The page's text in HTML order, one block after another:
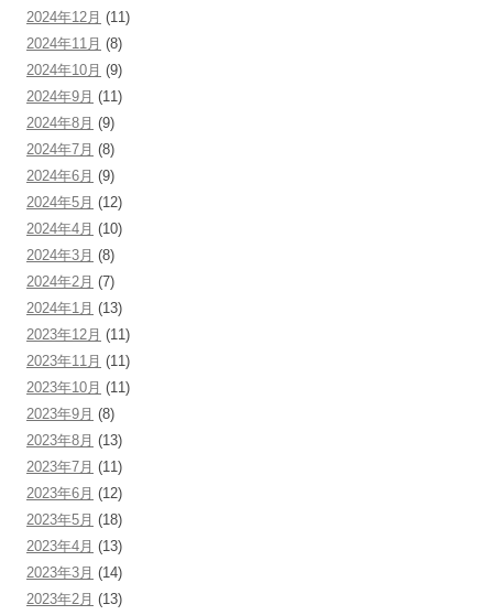
2024年12月 (11)
2024年11月 (8)
2024年10月 (9)
2024年9月 (11)
2024年8月 (9)
2024年7月 (8)
2024年6月 (9)
2024年5月 (12)
2024年4月 (10)
2024年3月 (8)
2024年2月 (7)
2024年1月 (13)
2023年12月 (11)
2023年11月 (11)
2023年10月 (11)
2023年9月 (8)
2023年8月 (13)
2023年7月 (11)
2023年6月 (12)
2023年5月 (18)
2023年4月 (13)
2023年3月 (14)
2023年2月 (13)